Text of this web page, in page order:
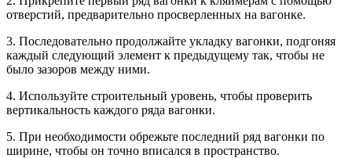
отверстий, предварительно просверленных на вагонке.
3. Последовательно продолжайте укладку вагонки, подгоняя
каждый следующий элемент к предыдущему так, чтобы не
было зазоров между ними.
4. Используйте строительный уровень, чтобы проверить
вертикальность каждого ряда вагонки.
5. При необходимости обрежьте последний ряд вагонки по
ширине, чтобы он точно вписался в пространство.